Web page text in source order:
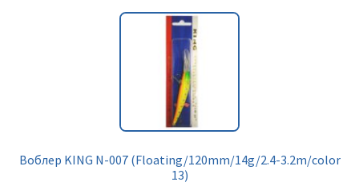
Воблер KING N-007 (Floating/120mm/14g/2.4-3.2m/color
13)